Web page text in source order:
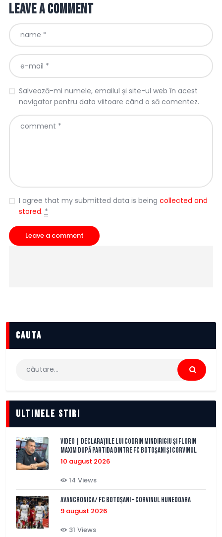
Leave a comment
Salvează-mi numele, emailul și site-ul web în acest
navigator pentru data viitoare când o să comentez.
I agree that my submitted data is being collected and
stored.*
cauta
Caută
Ultimele stiri
VIDEO | Declarațiile lui Codrin Mindirigiu și Florin
Maxim după partida dintre FC Botoșani și Corvinul
10 august 2026
14 Views
AVANCRONICA/ FC BOTOȘANI – CORVINUL HUNEDOARA
9 august 2026
31 Views